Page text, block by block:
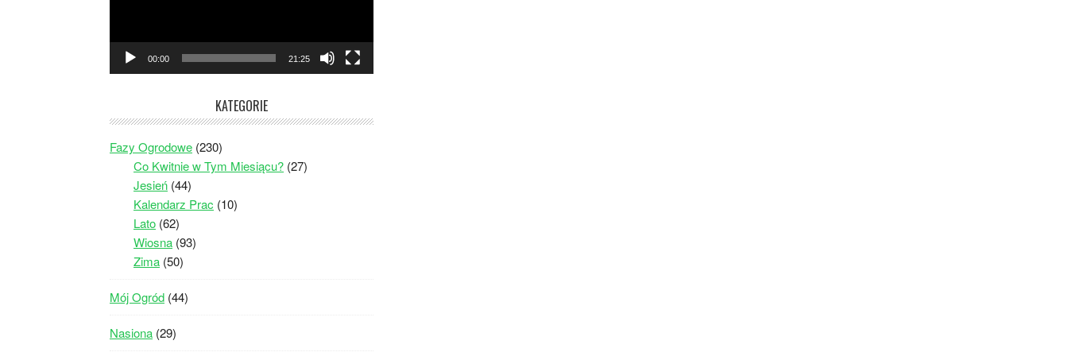
00:00 21:25
KATEGORIE
Fazy Ogrodowe (230)
Co Kwitnie w Tym Miesiącu? (27)
Jesień (44)
Kalendarz Prac (10)
Lato (62)
Wiosna (93)
Zima (50)
Mój Ogród (44)
Nasiona (29)